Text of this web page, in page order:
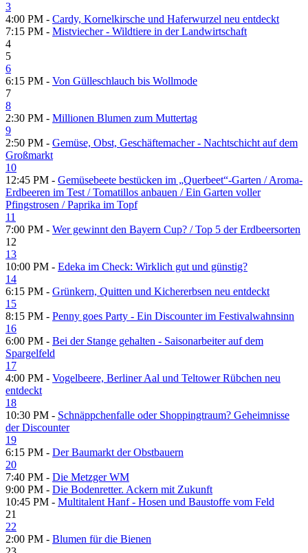
3
4:00 PM - Cardy, Kornelkirsche und Haferwurzel neu entdeckt
7:15 PM - Mistviecher - Wildtiere in der Landwirtschaft
4
5
6
6:15 PM - Von Gülleschlauch bis Wollmode
7
8
2:30 PM - Millionen Blumen zum Muttertag
9
2:50 PM - Gemüse, Obst, Geschäftemacher - Nachtschicht auf dem
Großmarkt
10
12:45 PM - Gemüsebeete bestücken im „Querbeet“-Garten /​ Aroma-
Erdbeeren im Test /​ Tomatillos anbauen /​ Ein Garten voller
Pfingstrosen /​ Paprika im Topf
11
7:00 PM - Wer gewinnt den Bayern Cup? /​ Top 5 der Erdbeersorten
12
13
10:00 PM - Edeka im Check: Wirklich gut und günstig?
14
6:15 PM - Grünkern, Quitten und Kichererbsen neu entdeckt
15
8:15 PM - Penny goes Party - Ein Discounter im Festivalwahnsinn
16
6:00 PM - Bei der Stange gehalten - Saisonarbeiter auf dem
Spargelfeld
17
4:00 PM - Vogelbeere, Berliner Aal und Teltower Rübchen neu
entdeckt
18
10:30 PM - Schnäppchenfalle oder Shoppingtraum? Geheimnisse
der Discounter
19
6:15 PM - Der Baumarkt der Obstbauern
20
7:40 PM - Die Metzger WM
9:00 PM - Die Bodenretter. Ackern mit Zukunft
10:45 PM - Multitalent Hanf - Hosen und Baustoffe vom Feld
21
22
2:00 PM - Blumen für die Bienen